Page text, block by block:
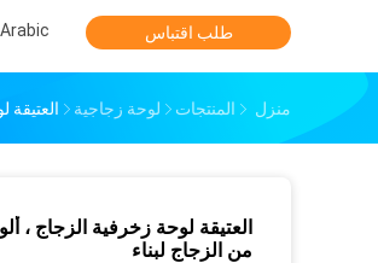
Arabic طلب اقتباس
منزل المنتجات لوحة زجاجية
العتيقة لوحة زخرفية الزجاج
من الزجاج لبناء